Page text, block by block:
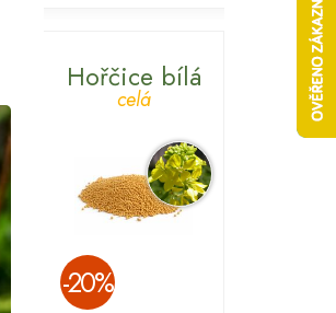
Hořčice bílá
celá
­-20%